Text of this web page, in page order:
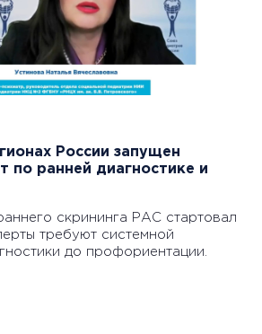
России запущен
по ранней диагностике и
скрининга РАС стартовал
требуют системной
до профориентации.